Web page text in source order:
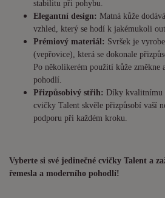
stabilitu při pohybu.
Elegantní design: Matná kůže
vzhled, který se hodí k jakémukoli
Prémiový materiál: Svršek je
(vepřovice), která se dokonale
Po několikerém použití kůže změkne
pohodlí.
Přizpůsobivý střih: Díky kvalitnímu
cvičky Talent skvěle přizpůsobí vaší
podporu při každém kroku.
Vyberte si své jedinečné cvičky Talent a
řemesla a moderního pohodlí!